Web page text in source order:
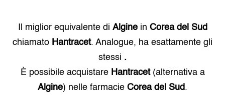
Il miglior equivalente di Alginein Corea del Sud
chiamato Hantracet. Analogue, ha esattamente gli
stessi .
È possibile acquistare Hantracet(alternativa a
Algine) nelle farmacie Corea del Sud.